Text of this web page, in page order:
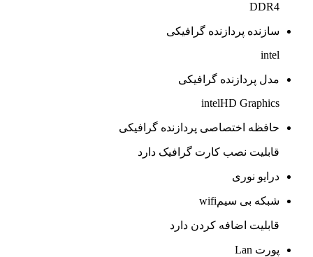
DDR4
سازنده پردازنده گرافیکی
intel
مدل پردازنده گرافیکی
intelHD Graphics
حافظه اختصاصی پردازنده گرافیکی
قابلیت نصب کارت گرافیک دارد
درایو نوری
شبکه بی سیمwifi
قابلیت اضافه کردن دارد
پورت Lan